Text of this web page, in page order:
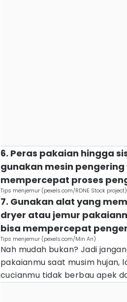
6. Peras pakaian hingga
gunakan mesin
mempercepat proses
Tips menjemur (pexels.com/RDNE Stock project)
7. Gunakan alat yang
dryer atau jemur
bisa mempercepat
Tips menjemur (pexels.com/Min An)
Nah mudah bukan? Jadi
pakaianmu saat musim
cucianmu tidak berbau apek